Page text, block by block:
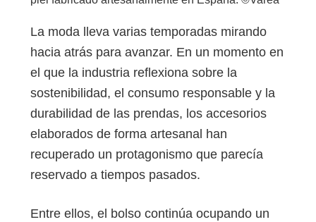
La moda lleva varias temporadas mirando
hacia atrás para avanzar. En un momento en
el que la industria reflexiona sobre la
sostenibilidad, el consumo responsable y la
durabilidad de las prendas, los accesorios
elaborados de forma artesanal han
recuperado un protagonismo que parecía
reservado a tiempos pasados.
Entre ellos, el bolso continúa ocupando un